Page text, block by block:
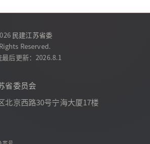
民建江苏省委
Reserved.
最后更新：2026.8.1
省委员会
北京西路30号宁海大厦17楼
案号